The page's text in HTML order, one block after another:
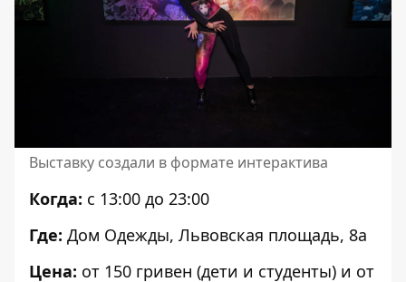
Выставку создали в формате интерактива
Когда: с 13:00 до 23:00
Где: Дом Одежды, Львовская площадь, 8а
Цена: от 150 гривен (дети и студенты) и от